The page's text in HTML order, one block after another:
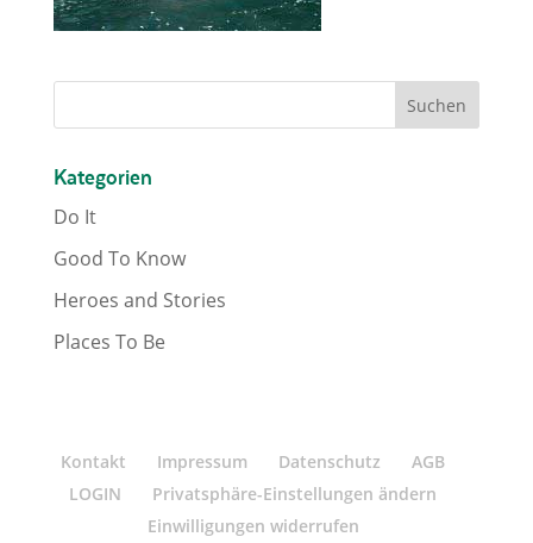
Kategorien
Do It
Good To Know
Heroes and Stories
Places To Be
Kontakt Impressum Datenschutz
AGB
LOGIN
Privatsphäre-Einstellungen ändern
Einwilligungen widerrufen